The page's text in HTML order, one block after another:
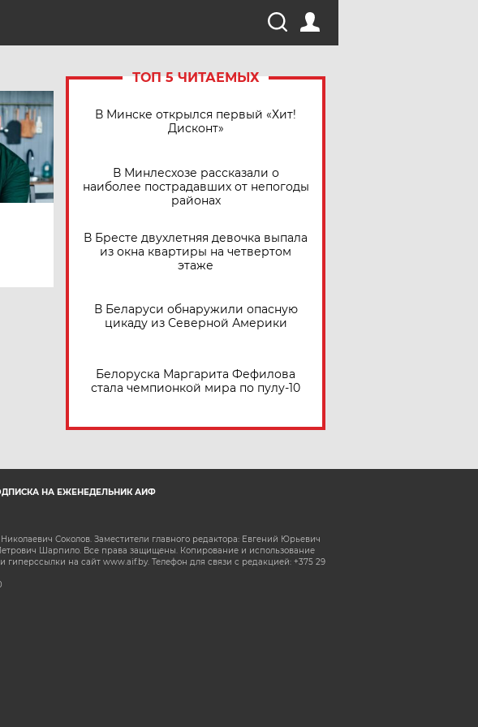
ТОП 5 ЧИТАЕМЫХ
В Минске открылся первый «Хит!
Дисконт»
В Минлесхозе рассказали о
наиболее пострадавших от непогоды
районах
В Бресте двухлетняя девочка выпала
из окна квартиры на четвертом
этаже
В Беларуси обнаружили опасную
цикаду из Северной Америки
Белоруска Маргарита Фефилова
стала чемпионкой мира по пулу-10
НА ЕЖЕНЕДЕЛЬНИК АИФ
Соколов. Заместители главного редактора: Евгений Юрьевич
Шарпило. Все права защищены. Копирование и использование
на сайт www.aif.by. Телефон для связи с редакцией: +375 29